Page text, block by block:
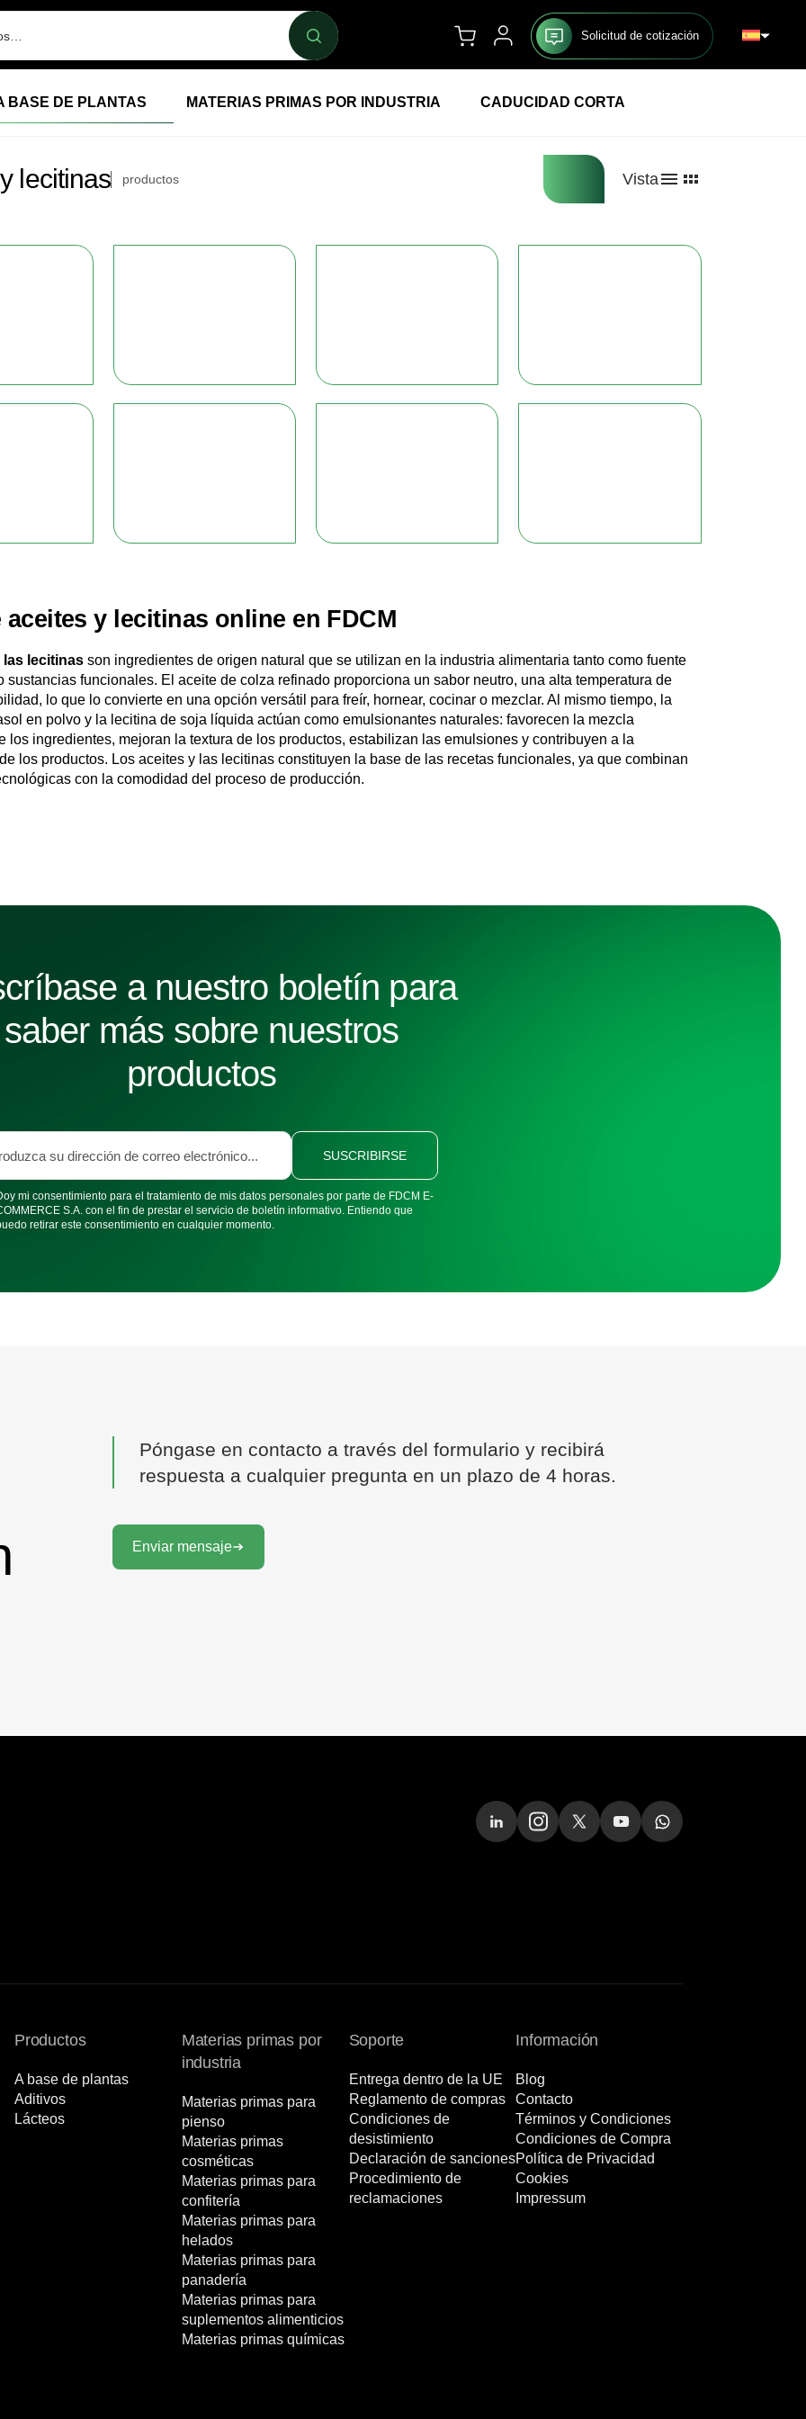
Solicitud de cotización
BASE DE PLANTAS MATERIAS PRIMAS POR INDUSTRIA CADUCIDAD CORTA
lecitinas productos Vista
aceites y lecitinas online en FDCM
las lecitinas son ingredientes de origen natural que se utilizan en la industria alimentaria tanto como fuente
sustancias funcionales. El aceite de colza refinado proporciona un sabor neutro, una alta temperatura de
lo que lo convierte en una opción versátil para freír, hornear, cocinar o mezclar. Al mismo tiempo, la
en polvo y la lecitina de soja líquida actúan como emulsionantes naturales: favorecen la mezcla
los ingredientes, mejoran la textura de los productos, estabilizan las emulsiones y contribuyen a la
los productos. Los aceites y las lecitinas constituyen la base de las recetas funcionales, ya que combinan
con la comodidad del proceso de producción.
a nuestro boletín para
saber más sobre nuestros
productos
mi consentimiento para el tratamiento de mis datos personales por parte de FDCM E-
S.A. con el fin de prestar el servicio de boletín informativo. Entiendo que
retirar este consentimiento en cualquier momento.
SUSCRIBIRSE
Póngase en contacto a través del formulario y recibirá
respuesta a cualquier pregunta en un plazo de 4 horas.
Enviar mensaje
Productos
A base de plantas
Aditivos
Lácteos
Materias primas por
industria
Materias primas para
pienso
Materias primas
cosméticas
Materias primas para
confitería
Materias primas para
helados
Materias primas para
panadería
Materias primas para
suplementos alimenticios
Materias primas químicas
Soporte
Entrega dentro de la UE
Reglamento de compras
Condiciones de
desistimiento
Declaración de sanciones
Procedimiento de
reclamaciones
Información
Blog
Contacto
Términos y Condiciones
Condiciones de Compra
Política de Privacidad
Cookies
Impressum